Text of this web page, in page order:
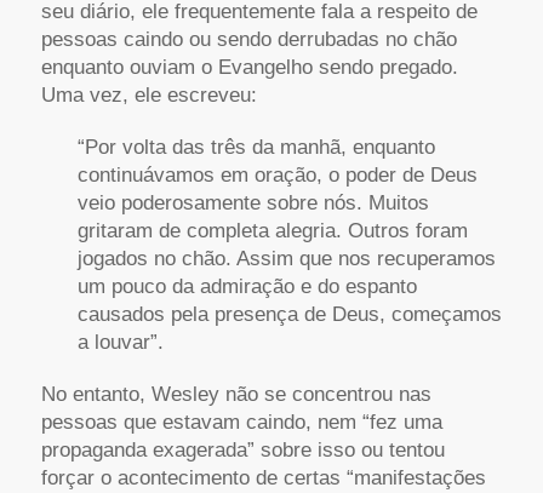
seu diário, ele frequentemente fala a respeito de
pessoas caindo ou sendo derrubadas no chão
enquanto ouviam o Evangelho sendo pregado.
Uma vez, ele escreveu:
“Por volta das três da manhã, enquanto
continuávamos em oração, o poder de Deus
veio poderosamente sobre nós. Muitos
gritaram de completa alegria. Outros foram
jogados no chão. Assim que nos recuperamos
um pouco da admiração e do espanto
causados pela presença de Deus, começamos
a louvar”.
No entanto, Wesley não se concentrou nas
pessoas que estavam caindo, nem “fez uma
propaganda exagerada” sobre isso ou tentou
forçar o acontecimento de certas “manifestações